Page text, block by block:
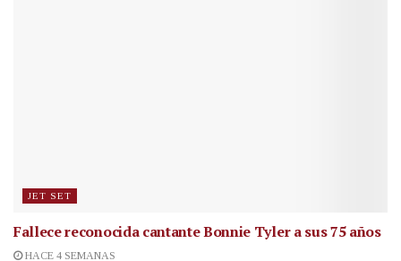
JET SET
Fallece reconocida cantanteBonnie Tyler a sus 75 años
HACE 4 SEMANAS